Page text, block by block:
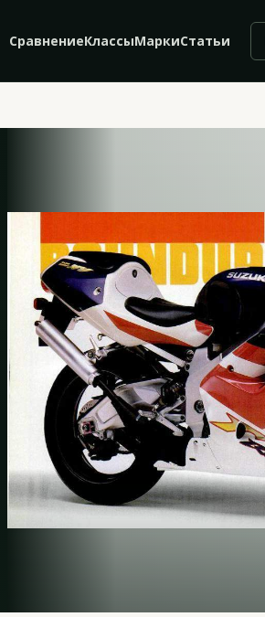
СравнениеКлассыМаркиСтатьи